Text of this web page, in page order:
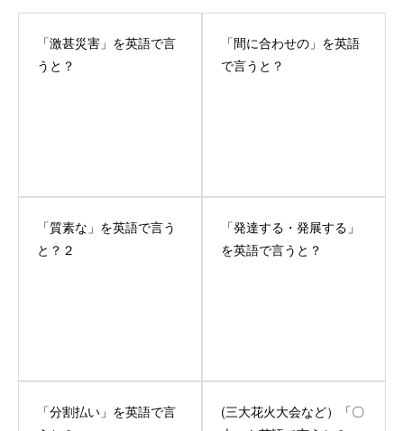
「激甚災害」を英語で言
うと？
「間に合わせの」を英語
で言うと？
「質素な」を英語で言う
と？２
「発達する・発展する」
を英語で言うと？
「分割払い」を英語で言
(三大花火大会など）「〇